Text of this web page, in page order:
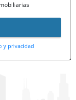
y privacidad